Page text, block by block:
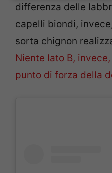
differenza delle
capelli biondi,
sorta chignon
Niente lato B,
punto di forza della